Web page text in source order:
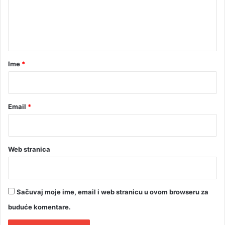
rIme *
Email *
Web stranica
Sačuvaj moje ime, email i web stranicu u ovom browseru za
buduće komentare.